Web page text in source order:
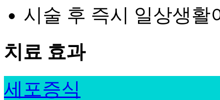
시술 후 즉시 일상생활
치료 효과
세포증식